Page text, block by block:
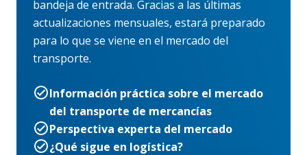
bandeja de entrada. Gracias a las últimas
actualizaciones mensuales, estará preparado
para lo que se viene en el mercado del
transporte.
Información práctica sobre el mercado
del transporte de mercancías
Perspectiva experta del mercado
¿Qué sigue en logística?